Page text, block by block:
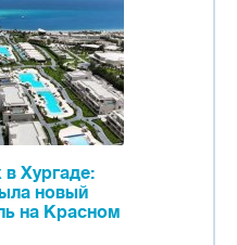
Хургаде:
новый
на Красном